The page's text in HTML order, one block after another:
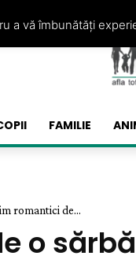
FAMILIE
romantici de...
o
a vă îmbunătăți